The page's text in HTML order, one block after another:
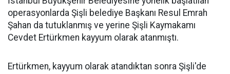
operasyonlarda Şişli belediye Başkanı Resul Emrah
Şahan da tutuklanmış ve yerine Şişli Kaymakamı
Cevdet Ertürkmen kayyum olarak atanmıştı.
Ertürkmen, kayyum olarak atandıktan sonra Şişli'de